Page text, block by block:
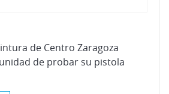
de Centro Zaragoza
de probar su pistola